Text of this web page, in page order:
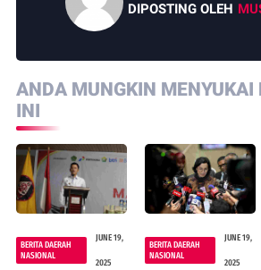
DIPOSTING OLEH
ANDA MUNGKIN MENYUKAI
INI
BERITA DAERAH
NASIONAL
JUNE 19,
2025
BERITA DAERAH
NASIONAL
JUNE 19,
2025